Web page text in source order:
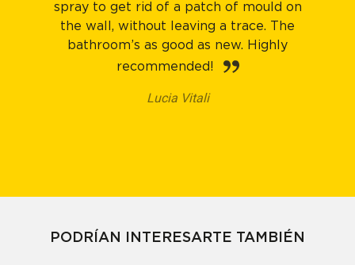
spray to get rid of a patch of mould on
the wall, without leaving a trace. The
bathroom’s as good as new. Highly
recommended!
Lucia Vitali
PODRÍAN INTERESARTE TAMBIÉN